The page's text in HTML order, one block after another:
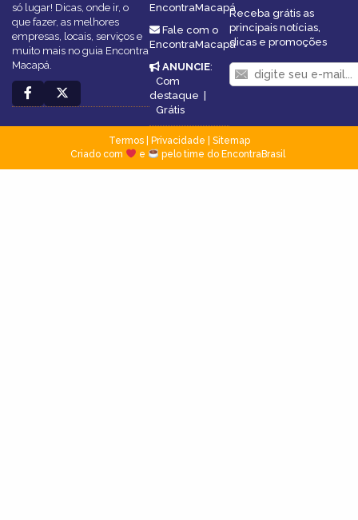
só lugar! Dicas, onde ir, o
que fazer, as melhores
empresas, locais, serviços e
muito mais no guia Encontra
Macapá.
EncontraMacapá
Fale com o
EncontraMacapá
ANUNCIE:
Com
destaque |
Grátis
Receba grátis as
principais notícias,
dicas e promoções
Termos| Privacidade
Sitemap
Criado com
e pelo time do EncontraBrasil